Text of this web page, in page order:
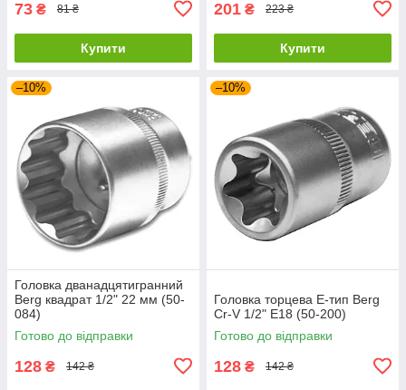
73 ₴ 81 ₴
Купити
201 ₴ 223 ₴
Купити
–10%
Головка дванадцятигранний
Berg квадрат 1/2" 22 мм (50-
084)
Готово до відправки
128 ₴ 142 ₴
–10%
Головка торцева Е-тип Berg
Cr-V 1/2" Е18 (50-200)
Готово до відправки
128 ₴ 142 ₴